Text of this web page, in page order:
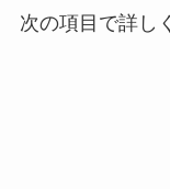
次の項目で詳し